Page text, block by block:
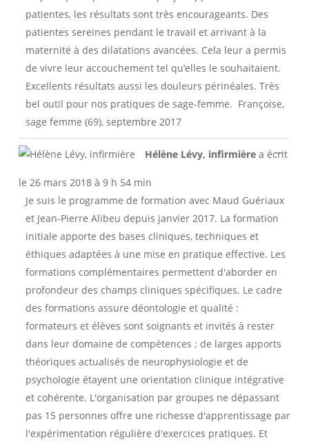
patientes, les résultats sont très encourageants. Des
patientes sereines pendant le travail et arrivant à la
maternité à des dilatations avancées. Cela leur a permis
de vivre leur accouchement tel qu’elles le souhaitaient.
Excellents résultats aussi les douleurs périnéales. Très
bel outil pour nos pratiques de sage-femme. Françoise,
sage femme (69), septembre 2017
Hélène Lévy, infirmière a écrit
le 26 mars 2018 à 9 h 54 min
Je suis le programme de formation avec Maud Guériaux
et Jean-Pierre Alibeu depuis janvier 2017. La formation
initiale apporte des bases cliniques, techniques et
éthiques adaptées à une mise en pratique effective. Les
formations complémentaires permettent d'aborder en
profondeur des champs cliniques spécifiques. Le cadre
des formations assure déontologie et qualité :
formateurs et élèves sont soignants et invités à rester
dans leur domaine de compétences ; de larges apports
théoriques actualisés de neurophysiologie et de
psychologie étayent une orientation clinique intégrative
et cohérente. L'organisation par groupes ne dépassant
pas 15 personnes offre une richesse d'apprentissage par
l'expérimentation régulière d'exercices pratiques. Et
...
cette